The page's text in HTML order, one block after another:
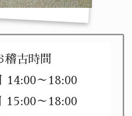
稽古時間
14:00～18:00
15:00～18:00